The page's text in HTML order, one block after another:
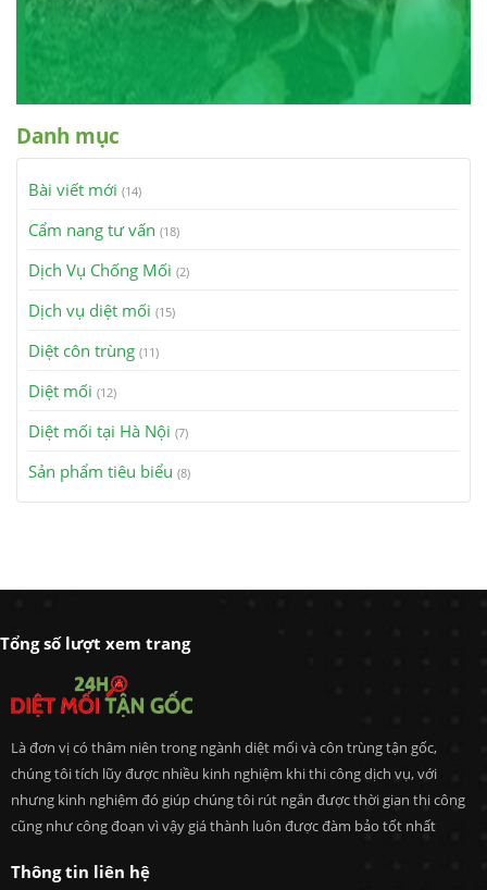
Danh mục
Bài viết mới (14)
Cẩm nang tư vấn (18)
Dịch Vụ Chống Mối (2)
Dịch vụ diệt mối (15)
Diệt côn trùng (11)
Diệt mối (12)
Diệt mối tại Hà Nội (7)
Sản phẩm tiêu biểu (8)
Tổng số lượt xem trang
Là đơn vị có thâm niên trong ngành diệt mối và côn trùng tận gốc,
chúng tôi tích lũy được nhiều kinh nghiệm khi thi công dịch vụ, với
nhưng kinh nghiệm đó giúp chúng tôi rút ngắn được thời gian thi công
cũng như công đoạn vì vậy giá thành luôn được đàm bảo tốt nhất
Thông tin liên hệ